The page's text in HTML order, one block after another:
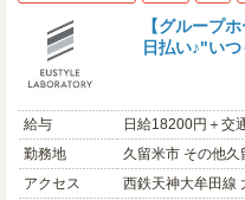
【グループ
日払い♪"い
給与
日給18200円＋交
勤務地
久留米市 その他久
アクセス
西鉄天神大牟田線